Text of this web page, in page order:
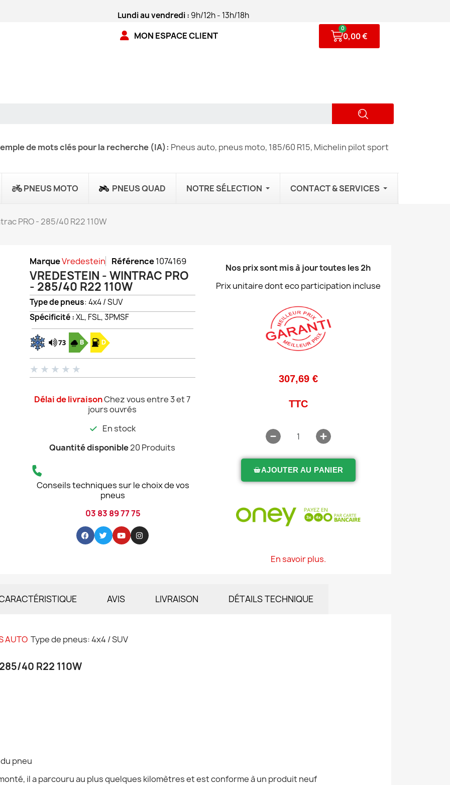
Lundi au vendredi : 9h/12h - 13h/18h
MON ESPACE CLIENT 0,00 €
de mots clés pour la recherche (IA): Pneus auto, pneus moto, 185/60 R15, Michelin pilot sport
PNEUS MOTO PNEUS QUAD NOTRE SÉLECTION CONTACT & SERVICES
PRO - 285/40 R22 110W
MarqueVredestein Référence1074169
VREDESTEIN - WINTRAC PRO
- 285/40 R22 110W
Type de pneus: 4x4 / SUV
Spécificité :XL, FSL, 3PMSF
★ ★ ★ ★ ★
Délai de livraisonChez vous entre 3 et 7
jours ouvrés
En stock
Quantité disponible20 Produits
Conseils techniques sur le choix de vos
pneus
03 83 89 77 75
Nos prix sont mis à jour toutes les 2h
Prix unitaire dont eco participation incluse
307,69 €
TTC
AJOUTER AU PANIER
En savoir plus.
AVIS LIVRAISON DÉTAILS TECHNIQUE
AUTO Type de pneus: 4x4 / SUV
40 R22 110W
pneu
il a parcouru au plus quelques kilomètres et est conforme à un produit neuf